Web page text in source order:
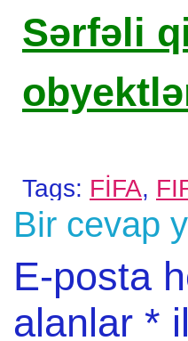
Sərfəli
Tags: FİFA,
Bir cevap
E-posta
alanlar *